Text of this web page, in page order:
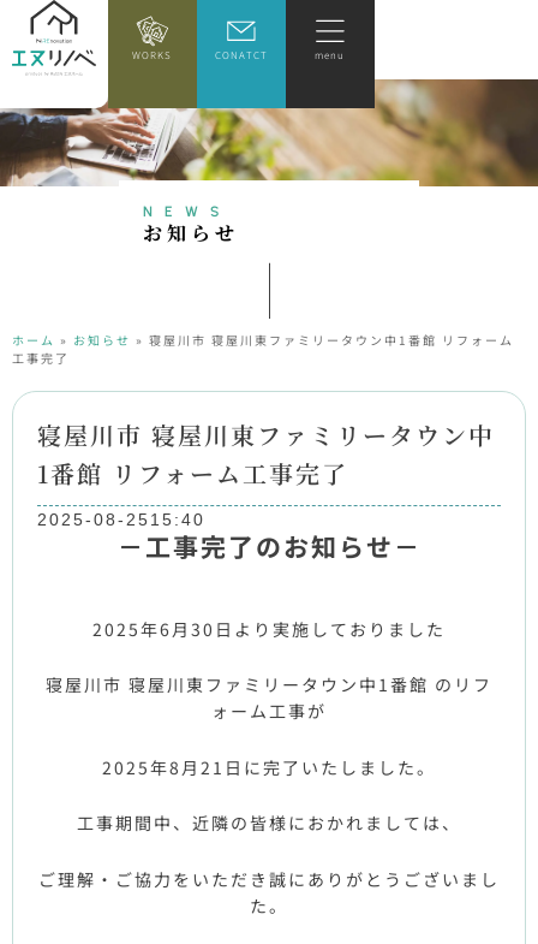
WORKS CONATCT menu
NEWS
お知 ら せ
ホーム » お知らせ » 寝屋川市 寝屋川東ファミリータウン中1番館 リフォーム
工事完了
寝屋川市 寝屋川東ファミリータウン中
1番館 リフォーム工事完了
2025-08-2515:40
－工事完了のお知らせ－
2025年6月30日より実施しておりました
寝屋川市 寝屋川東ファミリータウン中1番館 のリフ
ォーム工事が
2025年8月21日に完了いたしました。
工事期間中、近隣の皆様におかれましては、
ご理解・ご協力をいただき誠にありがとうございまし
た。